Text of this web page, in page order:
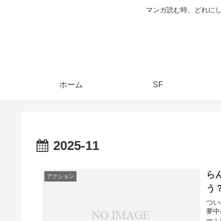
マンガ読む時、どれに
ホーム SF
2025-11
アクション
ら
う
つ
夢